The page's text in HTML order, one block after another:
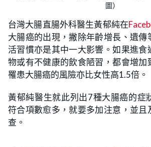
圖）
台灣大腸直腸外科醫生黃郁純在
大腸癌的出現，撇除年齡增長、遺傳
活習慣亦是其中一大影響。如果進食
物或有不健康的飲食陋習，都會增加
罹患大腸癌的風險亦比女性高1.5倍。
黃郁純醫生就此列出7種大腸癌的症
符合項數愈多，就要多加注意，並且
查。